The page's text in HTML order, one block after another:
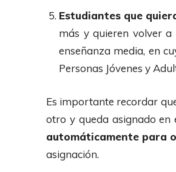
Estudiantes que
más y quieren volver
enseñanza media, en
Personas Jóvenes y
Es importante recordar
otro y queda asignado en
automáticamente para
asignación.